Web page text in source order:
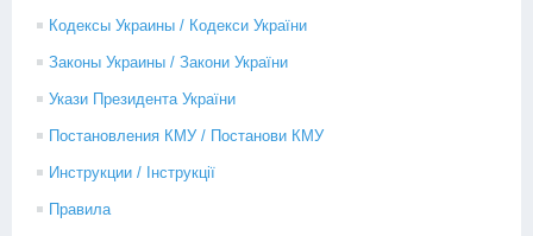
Кодексы Украины / Кодекси України
Законы Украины / Закони України
Укази Президента України
Постановления КМУ / Постанови КМУ
Инструкции / Інструкції
Правила